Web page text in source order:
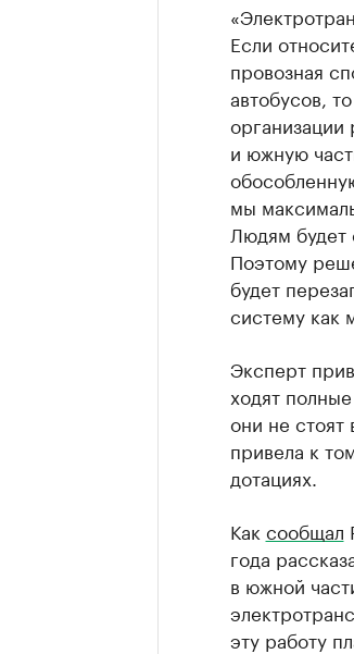
Если
провозная
автобусов,
и южную
мы
Людям будет
Поэтому
будет
систему как
Эксперт
ходят
они не стоят
привела к
дотациях.
Как сообщал
года
в южной
эту работу